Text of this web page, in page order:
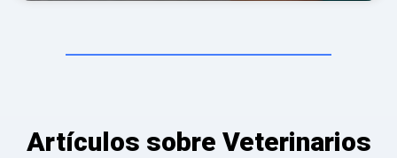
Artículos sobre Veterinarios